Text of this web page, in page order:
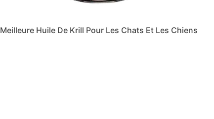
Meilleure Huile De Krill Pour Les Chats Et Les Chiens